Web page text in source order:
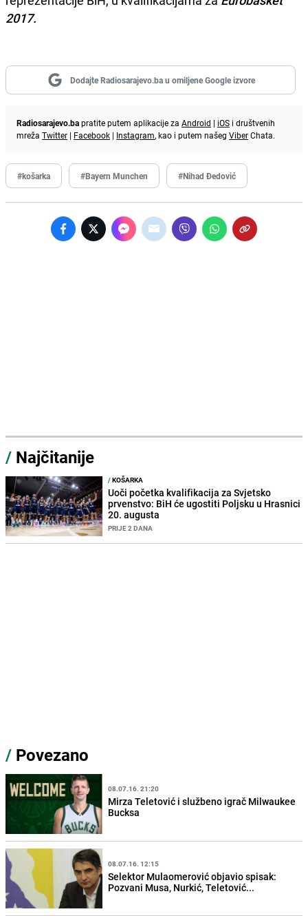
2017.
Dodajte Radiosarajevo.ba u omiljene Google izvore
Radiosarajevo.bapratite putem aplikacije za Android | iOS i društvenih
mreža Twitter | Facebook | Instagram, kao i putem našeg ViberChata.
#košarka #Bayern Munchen #Nihad Đedović
/ Najčitanije
/KOŠARKA
Uoči početka kvalifikacija za Svjetsko
prvenstvo: BiH će ugostiti Poljsku u Hrasnici
20. augusta
PRIJE 2 DANA
/ Povezano
08.07.16. 21:20
Mirza Teletović i službeno igrač Milwaukee
Bucksa
08.07.16. 12:15
Selektor Mulaomerović objavio spisak:
Pozvani Musa, Nurkić, Teletović...